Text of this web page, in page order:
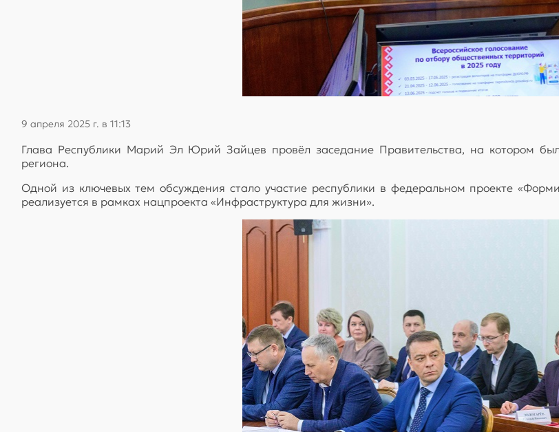
9 апреля 2025 г. в 11:13
Глава Республики Марий Эл Юрий Зайцев провёл заседание Правительства, на котором
региона.
Одной из ключевых тем обсуждения стало участие республики в федеральном проекте
реализуется в рамках нацпроекта «Инфраструктура для жизни».